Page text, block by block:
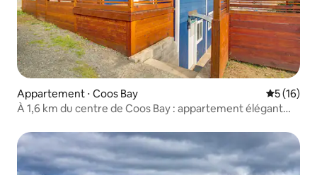
Appartement ⋅ Coos Bay
5 (16)
À 1,6 km du centre de Coos Bay : appartement élégant